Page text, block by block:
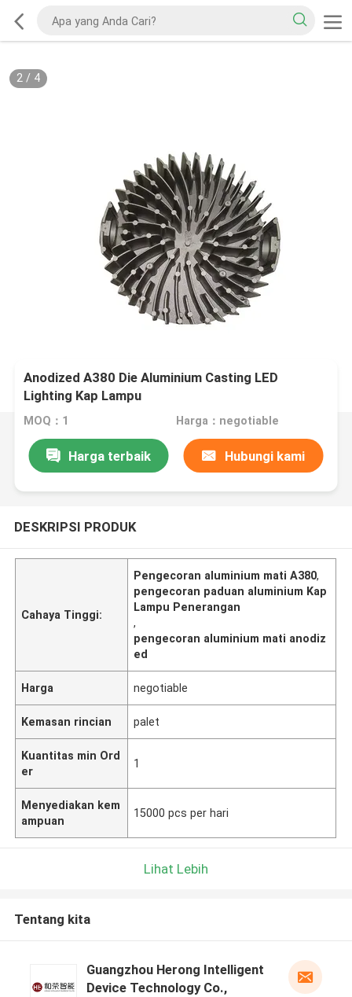
2/ 4
Anodized A380 Die Aluminium Casting LED
Lighting Kap Lampu
MOQ：1 Harga：negotiable
Harga terbaik Hubungi kami
DESKRIPSI PRODUK
Cahaya Tinggi:
Pengecoran aluminium mati A380,
pengecoran paduan aluminium Kap
Lampu Penerangan
,
pengecoran aluminium mati anodiz
ed
Harga negotiable
Kemasan rincian palet
Kuantitas min Ord
er
1
Menyediakan kem
ampuan
15000 pcs per hari
Lihat Lebih
Tentang kita
Guangzhou Herong Intelligent
Device Technology Co.,